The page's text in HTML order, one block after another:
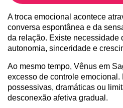
A troca emocional acontece
conversa espontânea e da
da relação. Existe necessidade
autonomia, sinceridade e
Ao mesmo tempo, Vênus em
excesso de controle emocional.
possessivas, dramáticas ou
desconexão afetiva gradual.